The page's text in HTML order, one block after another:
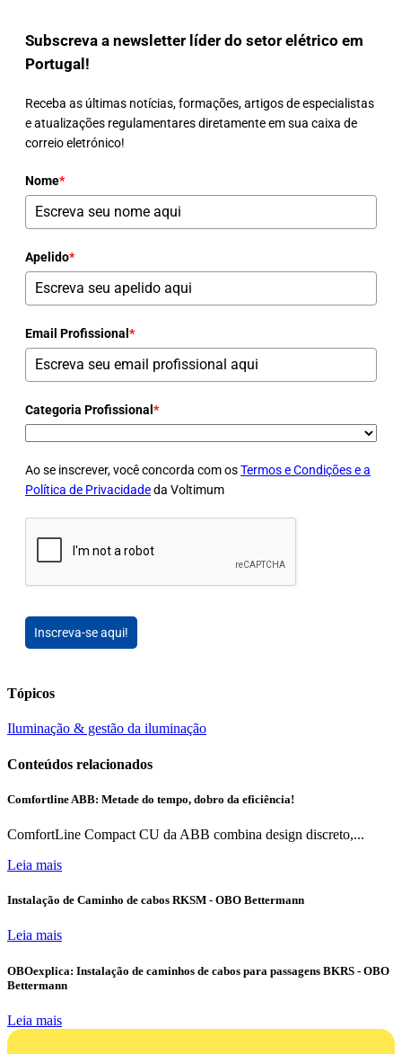
Subscreva a newsletter líder do setor elétrico em
Portugal!
Receba as últimas notícias, formações, artigos de especialistas
e atualizações regulamentares diretamente em sua caixa de
correio eletrónico!
Nome*
Apelido*
Email Profissional *
Categoria Profissional *
Ao se inscrever, você concorda com osTermos e Condições e a
Política de Privacidadeda Voltimum
Inscreva-se aqui!
Tópicos
Iluminação & gestão da iluminação
Conteúdos relacionados
Comfortline ABB: Metade do tempo, dobro da eficiência!
ComfortLine Compact CU da ABB combina design discreto,...
Leia mais
Instalação de Caminho de cabos RKSM - OBO Bettermann
Leia mais
OBOexplica: Instalação de caminhos de cabos para passagens BKRS - OBO
Bettermann
Leia mais